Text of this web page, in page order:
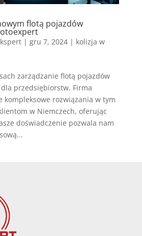
flotą pojazdów
| gru 7, 2024| kolizja w
zarządzanie flotą pojazdów
przedsiębiorstw. Firma
kompleksowe rozwiązania w tym
w Niemczech, oferując
doświadczenie pozwala nam